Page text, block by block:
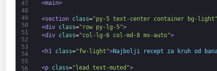
47
48
49
50
51
52
53
54
55
56
<main>
<section class="py-5 text-center container bg-
<div class="row py-lg-5">
<div class="col-lg-6 col-md-8 mx-auto">
<h1 class="fw-light">Najbolji recept za kruh od
<p class="lead text-muted">